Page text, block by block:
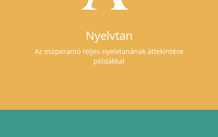
Nyelvtan
Az eszperantó teljes nyelvtanának áttekintése
példákkal